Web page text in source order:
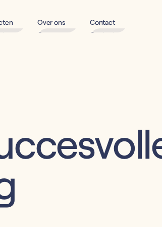
Over ons
Over ons
Contact
Contact